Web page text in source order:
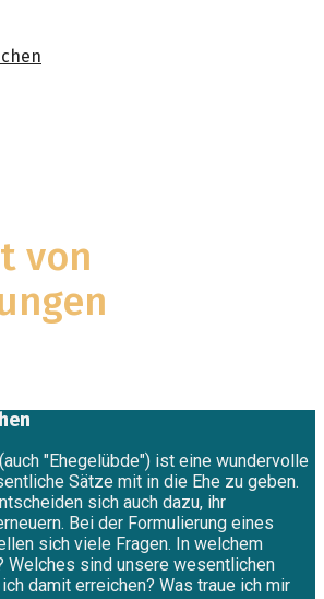
von
"Ehegelübde") ist eine wundervolle
Sätze mit in die Ehe zu geben.
sich auch dazu, ihr
Bei der Formulierung eines
sich viele Fragen. In welchem
Welches sind unsere wesentlichen
damit erreichen? Was traue ich mir